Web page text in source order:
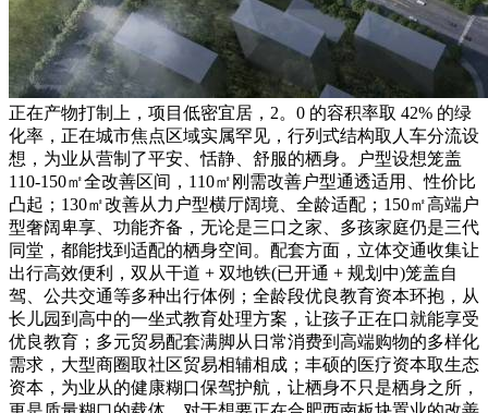
正在产物打制上，项目低密宜居，2。0 的容积率取 42% 的绿
化率，正在城市焦点区域实属罕见，行列式结构取人车分流设
想，为业从营制了平安、恬静、舒服的栖身。户型设想笼盖
110-150㎡全改善区间，110㎡刚需改善户型通透适用、性价比
凸起；130㎡改善从力户型横厅阔境、全龄适配；150㎡高端户
型奢阔卑享、功能齐备，无论是三口之家、多孩家庭仍是三代
同堂，都能找到适配的栖身空间。配套方面，立体交通收集让
出行高效便利，双从干道 + 双地铁(已开通 + 规划中)笼盖自
驾、公共交通等多种出行体例；全龄段优良教育资本环抱，从
长儿园到高中的一坐式教育处理方案，让孩子正在口就能享受
优良教育；多元贸易配套满脚从日常消费到高端购物的多样化
需求，大型商圈取社区贸易相辅相成；丰硕的医疗资本取生态
资本，为业从的健康糊口保驾护航，让栖身不只是栖身之所，